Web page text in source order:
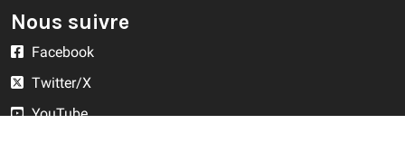
Nous suivre
Facebook
Twitter/X
YouTube